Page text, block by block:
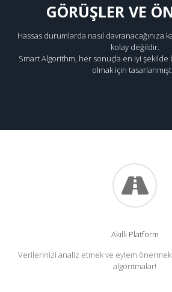
GÖRÜŞLER VE
Hassas durumlarda nasıl davranacağınıza
kolay değildir.
Smart Algorithm, her sonuçla en iyi şekilde
olmak için
Akıllı Platform
Verilerinizi analiz etmek ve eylem
algoritmalar!